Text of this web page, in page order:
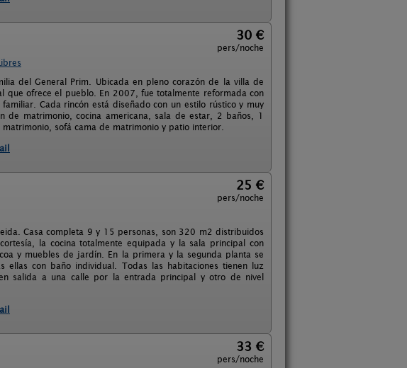
30 €
pers/noche
del General Prim. Ubicada en pleno corazón de la villa de
que ofrece el pueblo. En 2007, fue totalmente reformada con
Cada rincón está diseñado con un estilo rústico y muy
de matrimonio, cocina americana, sala de estar, 2 baños, 1
sofá cama de matrimonio y patio interior.
25 €
pers/noche
Casa completa 9 y 15 personas, son 320 m2 distribuidos
la cocina totalmente equipada y la sala principal con
y muebles de jardín. En la primera y la segunda planta se
con baño individual. Todas las habitaciones tienen luz
salida a una calle por la entrada principal y otro de nivel
33 €
pers/noche